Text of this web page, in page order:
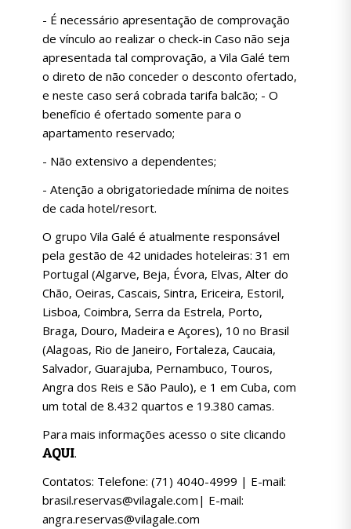
- É necessário apresentação de comprovação
de vínculo ao realizar o check-in Caso não seja
apresentada tal comprovação, a Vila Galé tem
o direto de não conceder o desconto ofertado,
e neste caso será cobrada tarifa balcão; - O
benefício é ofertado somente para o
apartamento reservado;
- Não extensivo a dependentes;
- Atenção a obrigatoriedade mínima de noites
de cada hotel/resort.
O grupo Vila Galé é atualmente responsável
pela gestão de 42 unidades hoteleiras: 31 em
Portugal (Algarve, Beja, Évora, Elvas, Alter do
Chão, Oeiras, Cascais, Sintra, Ericeira, Estoril,
Lisboa, Coimbra, Serra da Estrela, Porto,
Braga, Douro, Madeira e Açores), 10 no Brasil
(Alagoas, Rio de Janeiro, Fortaleza, Caucaia,
Salvador, Guarajuba, Pernambuco, Touros,
Angra dos Reis e São Paulo), e 1 em Cuba, com
um total de 8.432 quartos e 19.380 camas.
Para mais informações acesso o site clicando
AQUI.
Contatos: Telefone: (71) 4040-4999 | E-mail:
brasil.reservas@vilagale.com| E-mail:
angra.reservas@vilagale.com